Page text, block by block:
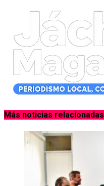
Más noticias relacionadas